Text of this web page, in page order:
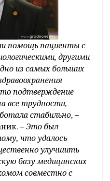
помощь пациенты с
другими
из самых больших
подтверждение
все трудности,
стабильно, –
–Это был
что удалось
улучшить
базу медицинских
совместно с